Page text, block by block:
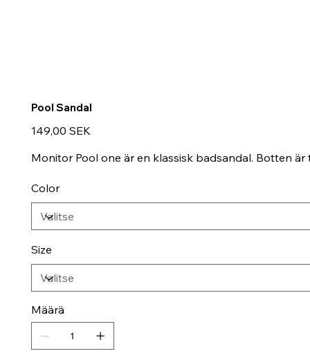
Pool Sandal
Hinta
149,00 SEK
Monitor Pool one är en klassisk badsandal. Botten
Color
Size
Määrä